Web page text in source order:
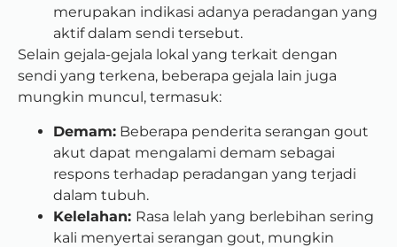
merupakan indikasi adanya peradangan yang
aktif dalam sendi tersebut.
Selain gejala-gejala lokal yang terkait dengan
sendi yang terkena, beberapa gejala lain juga
mungkin muncul, termasuk:
Demam: Beberapa penderita serangan gout
akut dapat mengalami demam sebagai
respons terhadap peradangan yang terjadi
dalam tubuh.
Kelelahan: Rasa lelah yang berlebihan sering
kali menyertai serangan gout, mungkin